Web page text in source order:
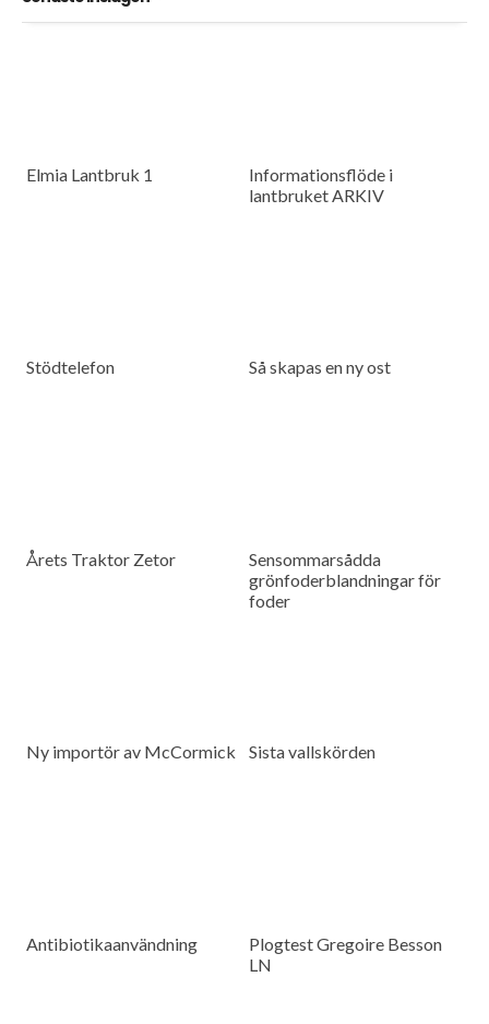
Elmia Lantbruk 1
Informationsflöde i
lantbruket ARKIV
Stödtelefon Så skapas en ny ost
Årets Traktor Zetor
Sensommarsådda
grönfoderblandningar för
foder
Ny importör av McCormick Sista vallskörden
Antibiotikaanvändning
Plogtest Gregoire Besson
LN